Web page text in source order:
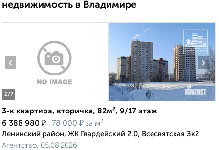
недвижимость в Владимире
2/7
‹ ›
3-к квартира, вторичка, 82м², 9/17 этаж
6 388 980 ₽ 78 000 ₽ за м²
Ленинский район, ЖК Гвардейский 2.0, Всесвятская 3к2
Агентство, 05.08.2026